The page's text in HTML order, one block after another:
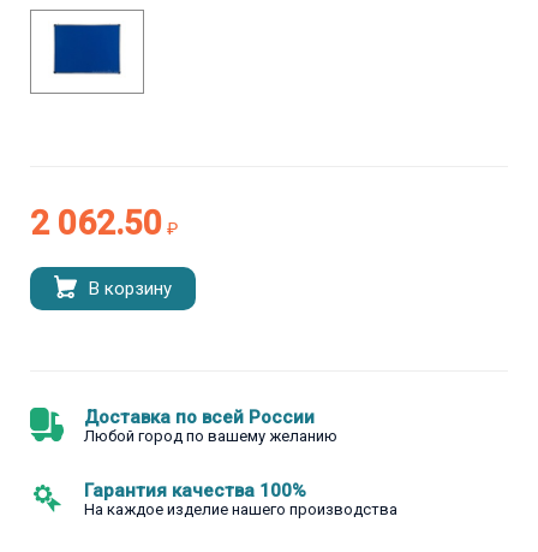
2 062.50 ₽
В корзину
Доставка по всей России
Любой город по вашему желанию
Гарантия качества 100%
На каждое изделие нашего производства